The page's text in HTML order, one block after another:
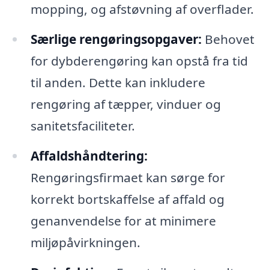
mopping, og afstøvning af overflader.
Særlige rengøringsopgaver: Behovet
for dybderengøring kan opstå fra tid
til anden. Dette kan inkludere
rengøring af tæpper, vinduer og
sanitetsfaciliteter.
Affaldshåndtering:
Rengøringsfirmaet kan sørge for
korrekt bortskaffelse af affald og
genanvendelse for at minimere
miljøpåvirkningen.